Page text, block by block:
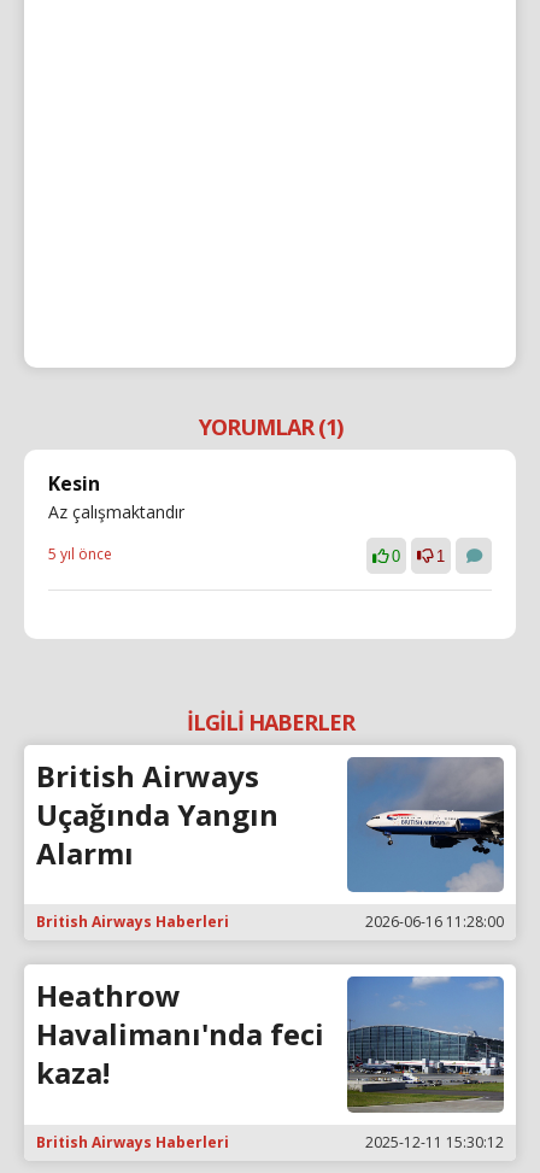
YORUMLAR (1)
Kesin
Az çalışmaktandır
5 yıl önce 0 1
İLGİLİ HABERLER
British Airways
Uçağında Yangın
Alarmı
British Airways Haberleri 2026-06-16 11:28:00
Heathrow
Havalimanı'nda feci
kaza!
British Airways Haberleri 2025-12-11 15:30:12